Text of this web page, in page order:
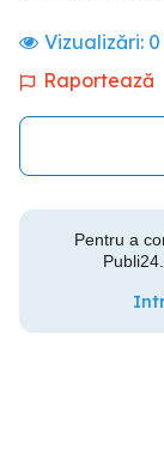
Vizualizări: 0
Raportează
Pentru a